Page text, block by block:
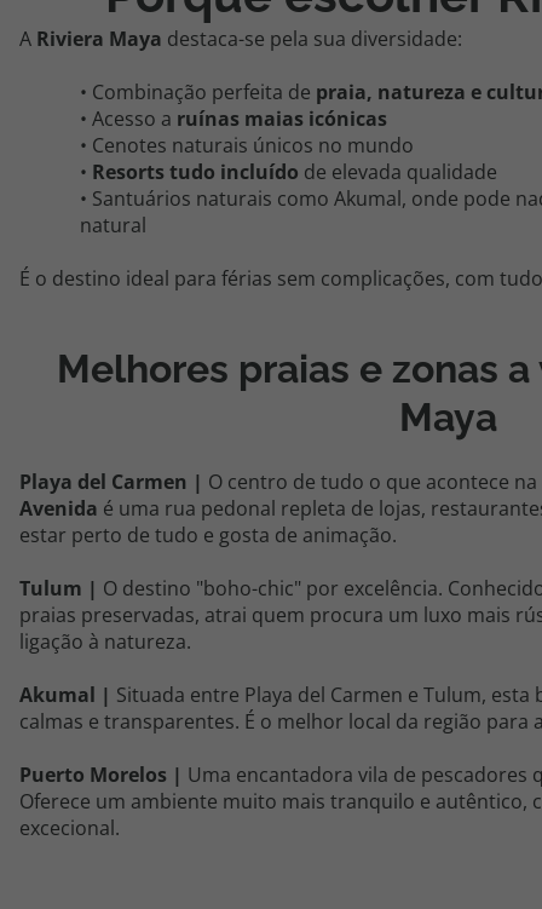
A Riviera Maya destaca-se pela sua diversidade:
• Combinação perfeita de praia, natureza e
• Acesso a ruínas maias icónicas
• Cenotes naturais únicos no mundo
• Resorts tudo incluído de elevada qualidade
• Santuários naturais como Akumal, onde pode
natural
É o destino ideal para férias sem complicações, com
Melhores praias e zonas
Maya
Playa del Carmen | O centro de tudo o que acontece
Avenida é uma rua pedonal repleta de lojas,
estar perto de tudo e gosta de animação.
Tulum | O destino "boho-chic" por excelência.
praias preservadas, atrai quem procura um luxo mais
ligação à natureza.
Akumal | Situada entre Playa del Carmen e Tulum, esta
calmas e transparentes. É o melhor local da região para
Puerto Morelos | Uma encantadora vila de pescadores
Oferece um ambiente muito mais tranquilo e autêntico,
excecional.